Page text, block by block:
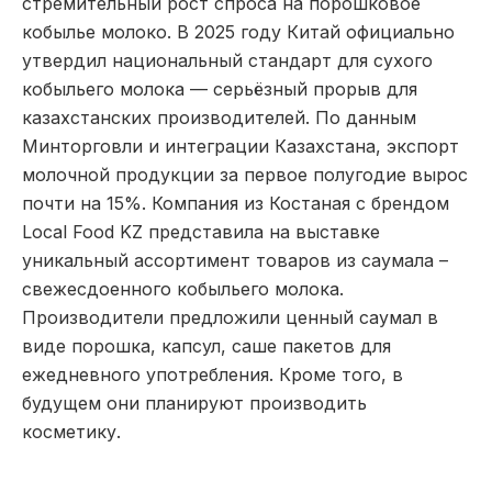
кобылье молоко. В 2025 году Китай официально
утвердил национальный стандарт для сухого
кобыльего молока — серьёзный прорыв для
казахстанских производителей. По данным
Минторговли и интеграции Казахстана, экспорт
молочной продукции за первое полугодие вырос
почти на 15%. Компания из Костаная с брендом
Local Food KZ представила на выставке
уникальный ассортимент товаров из саумала –
свежесдоенного кобыльего молока.
Производители предложили ценный саумал в
виде порошка, капсул, саше пакетов для
ежедневного употребления. Кроме того, в
будущем они планируют производить
косметику.